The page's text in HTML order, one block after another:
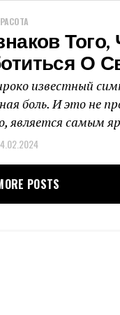
О
известный
боль. И это не
является самым
POSTS